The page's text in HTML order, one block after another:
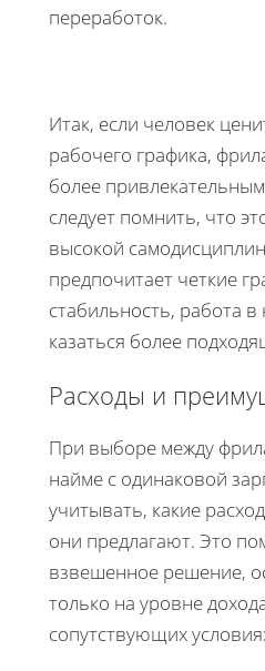
переработок.
Итак, если человек
рабочего графика,
более
следует помнить, что
высокой
предпочитает четкие
стабильность, работа
казаться более
Расходы и
При выборе между
найме с одинаковой
учитывать, какие
они предлагают. Это
взвешенное решение,
только на уровне
сопутствующих